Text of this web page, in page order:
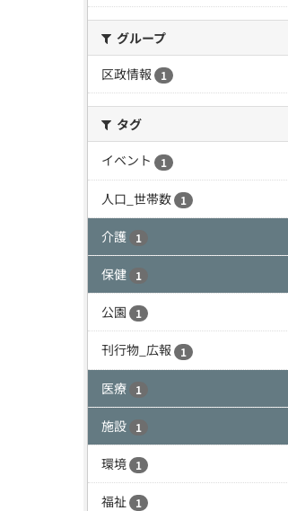
グループ
区政情報
1
タグ
イベント
1
人口_世帯数 1
介護 1
保健 1
公園 1
刊行物_広報 1
医療 1
施設 1
環境 1
福祉 1